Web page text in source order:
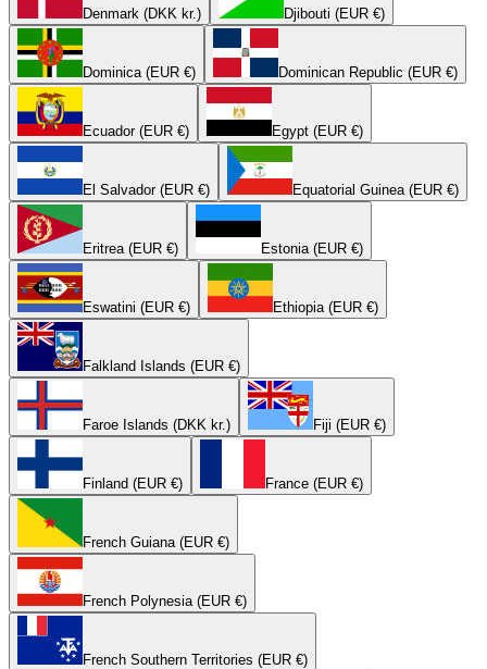
Denmark (DKK kr.) Djibouti (EUR €)
Dominica (EUR €) Dominican Republic (EUR €)
Ecuador (EUR €) Egypt (EUR €)
El Salvador (EUR €) Equatorial Guinea (EUR €)
Eritrea (EUR €) Estonia (EUR €)
Eswatini (EUR €) Ethiopia (EUR €)
Falkland Islands (EUR €)
Faroe Islands (DKK kr.) Fiji (EUR €)
Finland (EUR €) France (EUR €)
French Guiana (EUR €)
French Polynesia (EUR €)
French Southern Territories (EUR €)